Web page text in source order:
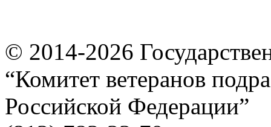
© 2014-2026
“Комитет ветеранов
Российской Федерации”